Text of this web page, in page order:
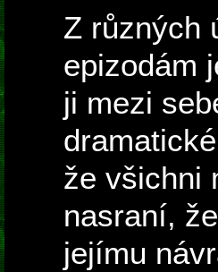
Z různých
epizodám
ji mezi
že všichni
nasraní,
jejímu